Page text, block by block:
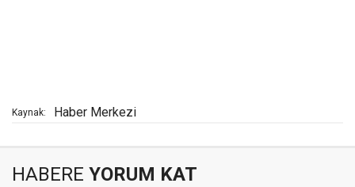
Kaynak: Haber Merkezi
HABERE YORUM KAT